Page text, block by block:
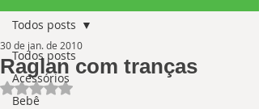
Todos posts
Acessórios
Bebê
Todos posts
Raglan com tranças
30 de jan. de 2010
Avaliado com NaN de 5 estrelas.